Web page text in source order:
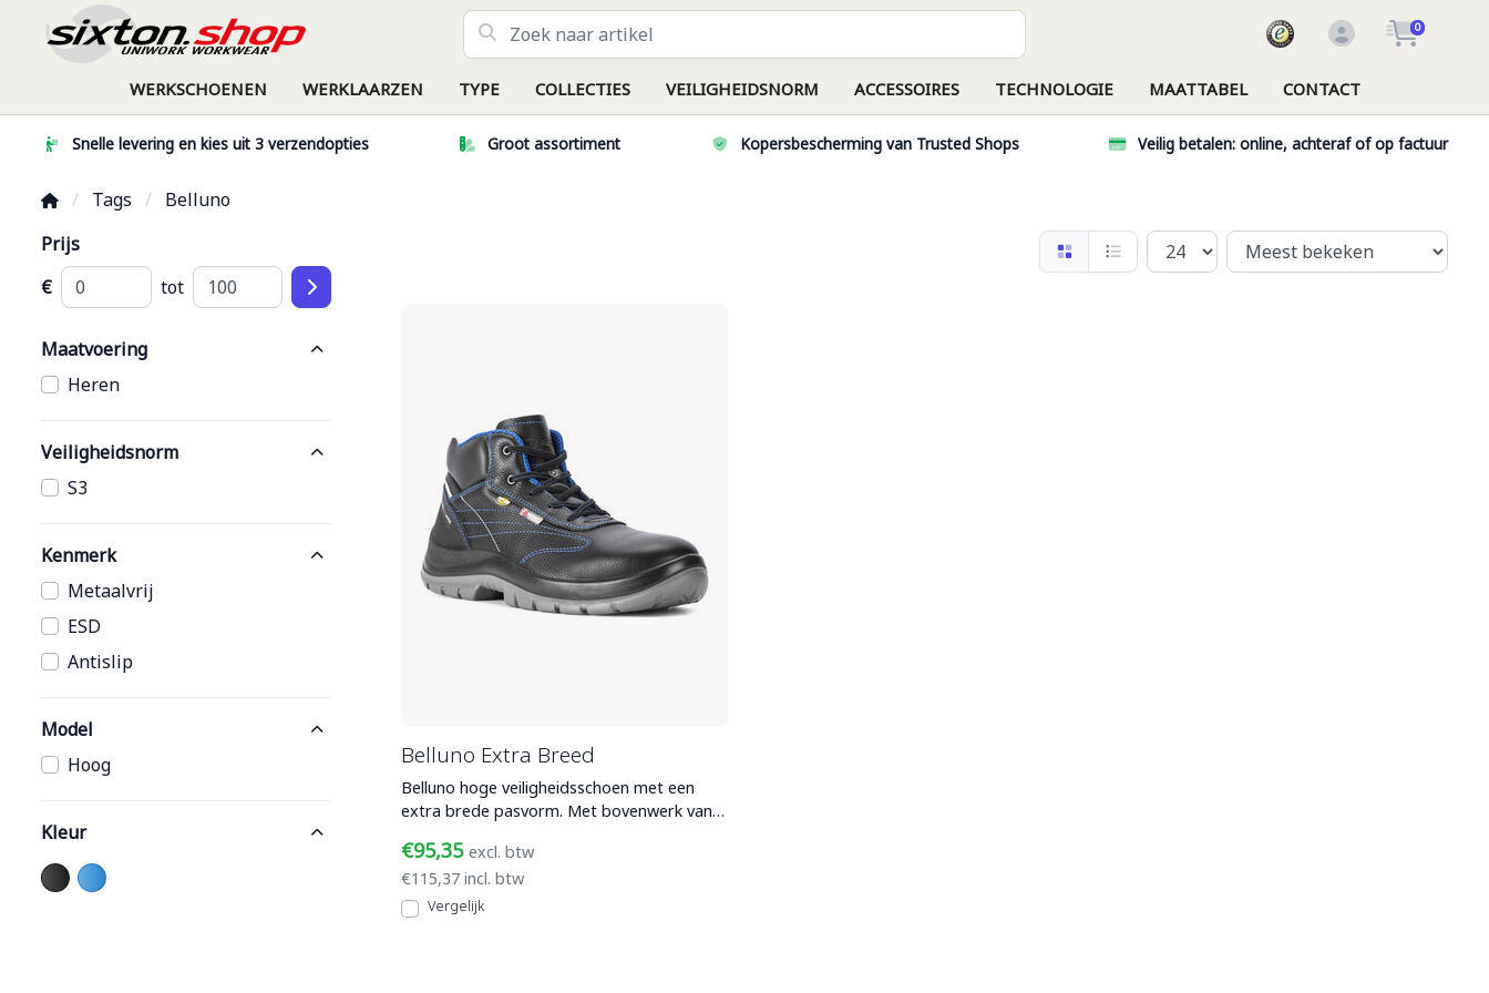
0
WERKSCHOENEN WERKLAARZEN TYPE COLLECTIES VEILIGHEIDSNORM ACCESSOIRES TECHNOLOGIE MAATTABEL CONTACT
Snelle levering en kies uit 3 verzendopties Groot assortiment Kopersbescherming van Trusted Shops Veilig betalen: online, achteraf of op factuur
Tags
Belluno
Prijs
€
tot
Maatvoering
Heren
Veiligheidsnorm
S3
Kenmerk
Metaalvrij
ESD
Antislip
Model
Hoog
Kleur
Belluno Extra Breed
Belluno hoge veiligheidsschoen met een
extra brede pasvorm. Met bovenwerk van
€95,35 excl. btw
€115,37 incl. btw
Vergelijk